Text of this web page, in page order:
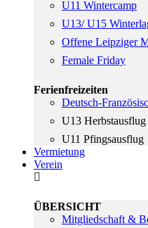
U11 Wintercamp
U13/ U15
Offene Leipziger
Female Friday
Ferienfreizeiten
Deutsch-
U13 Herbstausflug
U11 Pfingsausflug
Vermietung
Verein
ÜBERSICHT
Mitgliedschaft &